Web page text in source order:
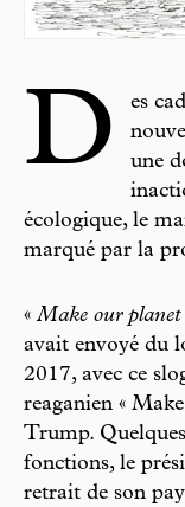
D
es
une
écologique, le
marqué par la
«Make our planet
avait envoyé du
2017, avec ce
reaganien «
Trump.
fonctions, le
retrait de son